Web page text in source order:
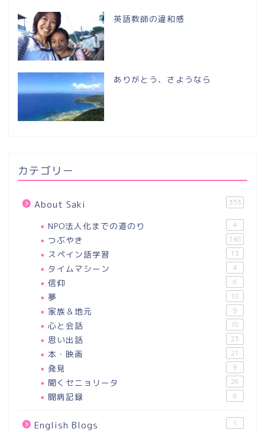
英語教師の違和感
ありがとう、さようなら
カテゴリー
About Saki 353
NPO法人化までの道のり 4
つぶやき 148
スペイン語学習 13
タイムマシーン 4
信仰 6
夢 18
家族＆地元 9
心と会話 70
思い出話 23
本・映画 21
発見 9
聞くセニョリータ 26
闘病記録 6
English Blogs 1